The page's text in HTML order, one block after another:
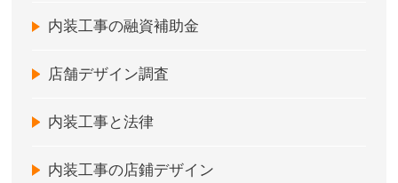
内装工事の融資補助金
店舗デザイン調査
内装工事と法律
内装工事の店鋪デザイン